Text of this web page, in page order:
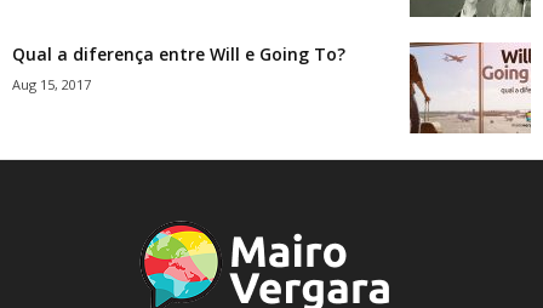
Qual a diferença entre Will e Going To?
Aug 15, 2017